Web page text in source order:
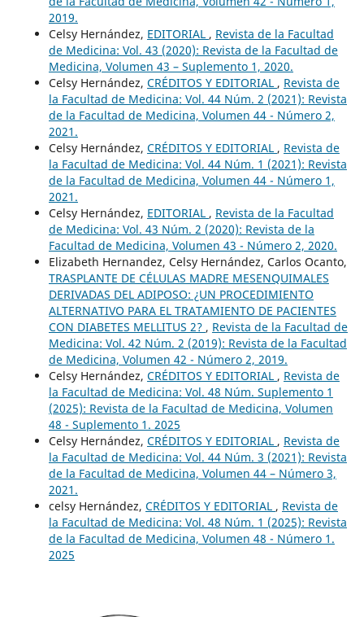
2019.
Celsy Hernández, EDITORIAL , Revista de la Facultad
de Medicina: Vol. 43 (2020): Revista de la Facultad de
Medicina, Volumen 43 – Suplemento 1, 2020.
Celsy Hernández, CRÉDITOS Y EDITORIAL , Revista de
la Facultad de Medicina: Vol. 44 Núm. 2 (2021): Revista
de la Facultad de Medicina, Volumen 44 - Número 2,
2021.
Celsy Hernández, CRÉDITOS Y EDITORIAL , Revista de
la Facultad de Medicina: Vol. 44 Núm. 1 (2021): Revista
de la Facultad de Medicina, Volumen 44 - Número 1,
2021.
Celsy Hernández, EDITORIAL , Revista de la Facultad
de Medicina: Vol. 43 Núm. 2 (2020): Revista de la
Facultad de Medicina, Volumen 43 - Número 2, 2020.
Elizabeth Hernandez, Celsy Hernández, Carlos Ocanto,
TRASPLANTE DE CÉLULAS MADRE MESENQUIMALES
DERIVADAS DEL ADIPOSO: ¿UN PROCEDIMIENTO
ALTERNATIVO PARA EL TRATAMIENTO DE PACIENTES
CON DIABETES MELLITUS 2? , Revista de la Facultad de
Medicina: Vol. 42 Núm. 2 (2019): Revista de la Facultad
de Medicina, Volumen 42 - Número 2, 2019.
Celsy Hernández, CRÉDITOS Y EDITORIAL , Revista de
la Facultad de Medicina: Vol. 48 Núm. Suplemento 1
(2025): Revista de la Facultad de Medicina, Volumen
48 - Suplemento 1. 2025
Celsy Hernández, CRÉDITOS Y EDITORIAL , Revista de
la Facultad de Medicina: Vol. 44 Núm. 3 (2021): Revista
de la Facultad de Medicina, Volumen 44 – Número 3,
2021.
celsy Hernández, CRÉDITOS Y EDITORIAL , Revista de
la Facultad de Medicina: Vol. 48 Núm. 1 (2025): Revista
de la Facultad de Medicina, Volumen 48 - Número 1.
2025